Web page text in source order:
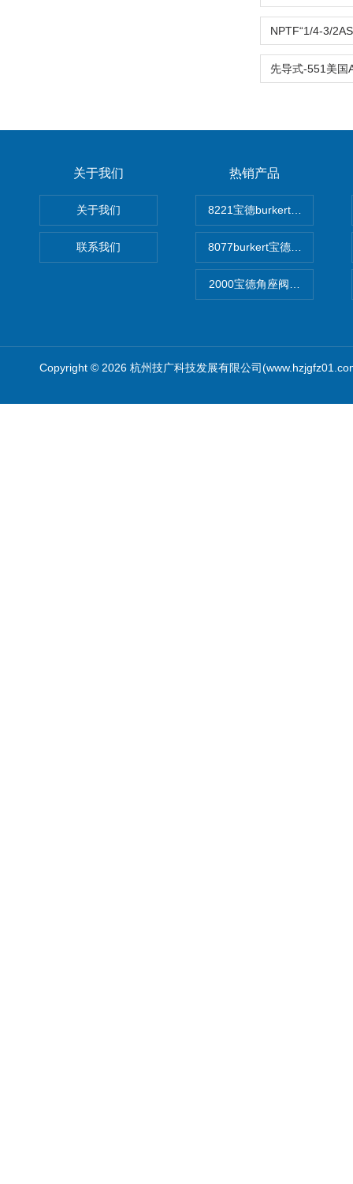
关于我们
关于我们
联系我们
热销产品
8221宝德burkert电导率探头
8077burkert宝德椭圆齿轮脉
2000宝德角座阀德国宝帝
Copyright © 2026 杭州技广科技发展有限公司